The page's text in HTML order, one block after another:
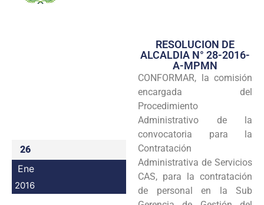
Transparencia
Seguridad
Programas
Intranet
26
Ene
2016
RESOLUCION DE
ALCALDIA N° 28-2016-
A-MPMN
CONFORMAR, la comisión
encargada del
Procedimiento
Administrativo de la
convocatoria para la
Contratación
Administrativa de Servicios
CAS, para la contratación
de personal en la Sub